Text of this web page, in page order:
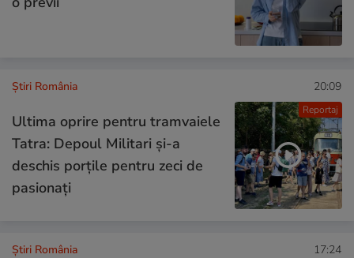
Reportaj
Știri România 20:09
Ultima oprire pentru tramvaiele
Tatra: Depoul Militari și-a
deschis porțile pentru zeci de
pasionați
Știri România 17:24